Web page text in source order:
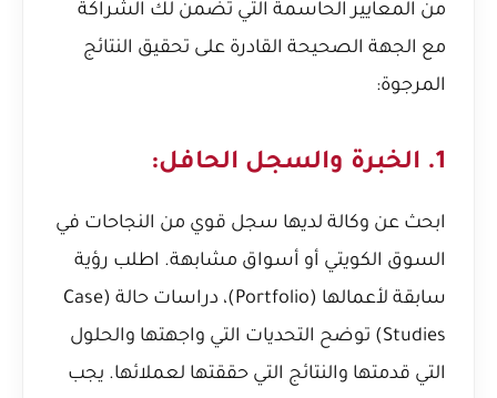
من المعايير الحاسمة التي تضمن لك الشراكة
مع الجهة الصحيحة القادرة على تحقيق النتائج
المرجوة:
1. الخبرة والسجل الحافل:
ابحث عن وكالة لديها سجل قوي من النجاحات في
السوق الكويتي أو أسواق مشابهة. اطلب رؤية
سابقة لأعمالها (Portfolio)، دراسات حالة (Case
Studies) توضح التحديات التي واجهتها والحلول
التي قدمتها والنتائج التي حققتها لعملائها. يجب